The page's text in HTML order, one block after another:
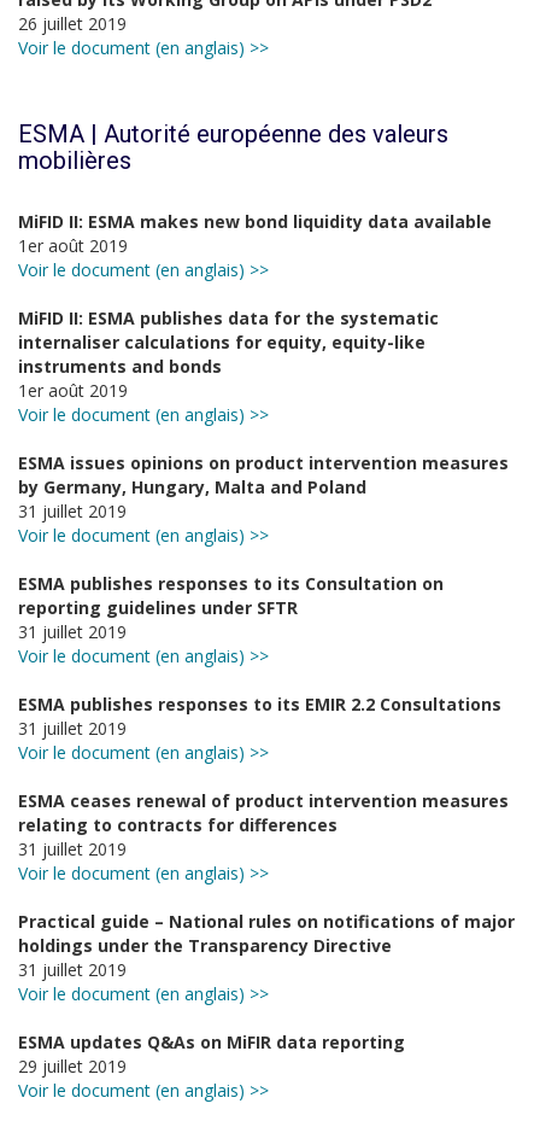
26 juillet 2019
Voir le document (en anglais) >>
ESMA | Autorité européenne des valeurs
mobilières
MiFID II: ESMA makes new bond liquidity data available
1er août 2019
Voir le document (en anglais) >>
MiFID II: ESMA publishes data for the systematic
internaliser calculations for equity, equity-like
instruments and bonds
1er août 2019
Voir le document (en anglais) >>
ESMA issues opinions on product intervention measures
by Germany, Hungary, Malta and Poland
31 juillet 2019
Voir le document (en anglais) >>
ESMA publishes responses to its Consultation on
reporting guidelines under SFTR
31 juillet 2019
Voir le document (en anglais) >>
ESMA publishes responses to its EMIR 2.2 Consultations
31 juillet 2019
Voir le document (en anglais) >>
ESMA ceases renewal of product intervention measures
relating to contracts for differences
31 juillet 2019
Voir le document (en anglais) >>
Practical guide – National rules on notifications of major
holdings under the Transparency Directive
31 juillet 2019
Voir le document (en anglais) >>
ESMA updates Q&As on MiFIR data reporting
29 juillet 2019
Voir le document (en anglais) >>